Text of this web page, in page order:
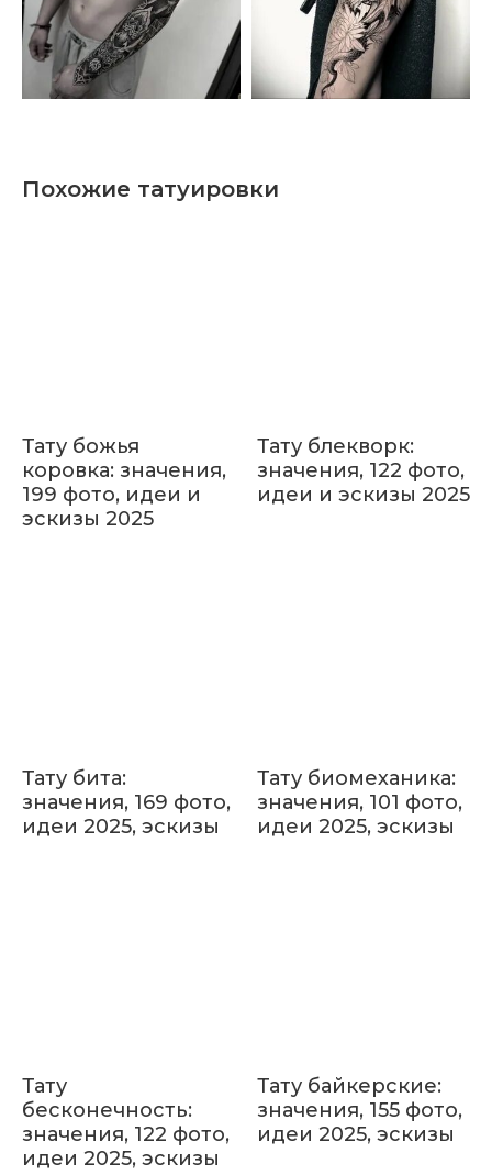
Похожие татуировки
Тату божья
коровка: значения,
199 фото, идеи и
эскизы 2025
Тату блекворк:
значения, 122 фото,
идеи и эскизы 2025
Тату бита:
значения, 169 фото,
идеи 2025, эскизы
Тату биомеханика:
значения, 101 фото,
идеи 2025, эскизы
Тату
бесконечность:
значения, 122 фото,
идеи 2025, эскизы
Тату байкерские:
значения, 155 фото,
идеи 2025, эскизы